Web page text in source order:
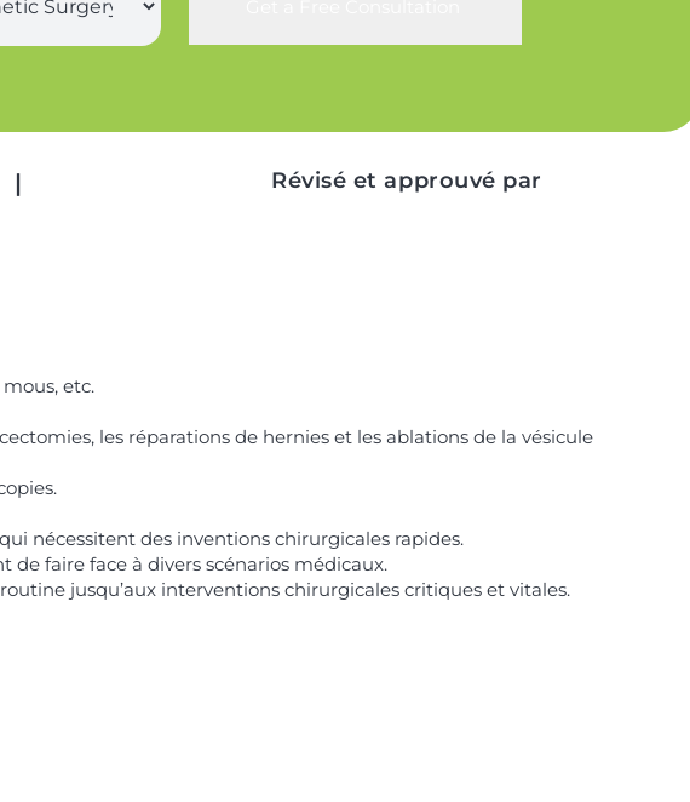
|
Révisé et approuvé par
etc.
les réparations de hernies et les ablations de la vésicule
nécessitent des inventions chirurgicales rapides.
faire face à divers scénarios médicaux.
jusqu’aux interventions chirurgicales critiques et vitales.